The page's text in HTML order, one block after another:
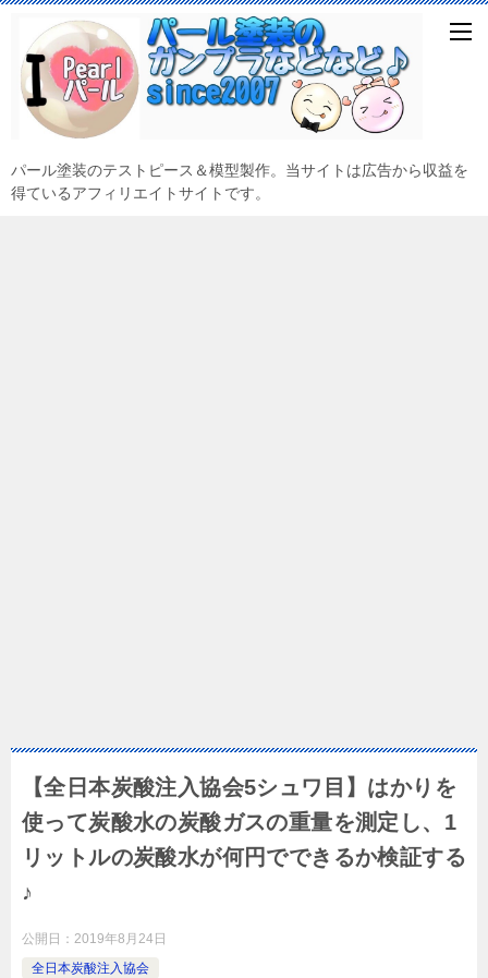
パール塗装のテストピース＆模型製作。当サイトは広告から収益を
得ているアフィリエイトサイトです。
【全日本炭酸注入協会5シュワ目】はかりを
使って炭酸水の炭酸ガスの重量を測定し、1
リットルの炭酸水が何円でできるか検証する
♪
公開日： 2019年8月24日
全日本炭酸注入協会